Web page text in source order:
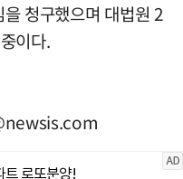
청구했으며 대법원 2
이다.